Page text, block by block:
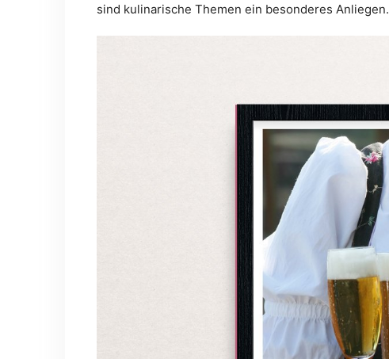
sind kulinarische Themen ein besonderes Anliegen.